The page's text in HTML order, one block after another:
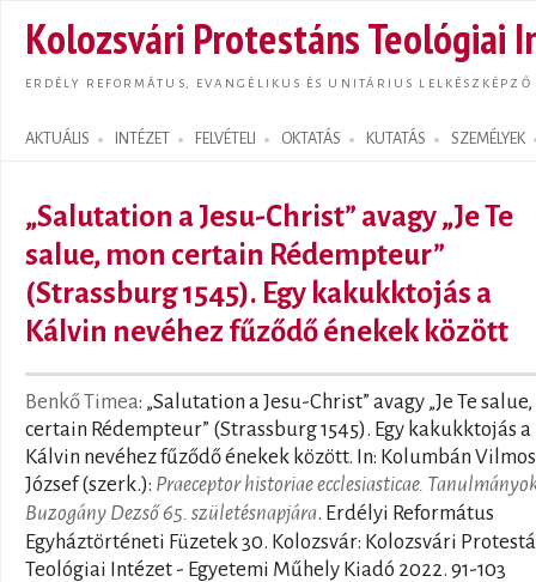
Kolozsvári Protestáns Teológiai
ERDÉLY REFORMÁTUS, EVANGÉLIKUS ÉS UNITÁRIUS LELKÉSZKÉPZŐ
AKTUÁLIS INTÉZET FELVÉTELI OKTATÁS KUTATÁS SZEMÉLYEK
Search form
„Salutation a Jesu-Christ” avagy „Je Te
salue, mon certain Rédempteur”
(Strassburg 1545). Egy kakukktojás a
Kálvin nevéhez fűződő énekek között
Benkő Timea: „Salutation a Jesu-Christ” avagy „Je Te
certain Rédempteur” (Strassburg 1545). Egy kakukktojás a
Kálvin nevéhez fűződő énekek között. In: Kolumbán Vilmos
József (szerk.): Praeceptor historiae ecclesiasticae.
Buzogány Dezső 65. születésnapjára. Erdélyi Református
Egyháztörténeti Füzetek 30. Kolozsvár: Kolozsvári
Teológiai Intézet - Egyetemi Műhely Kiadó 2022. 91-103